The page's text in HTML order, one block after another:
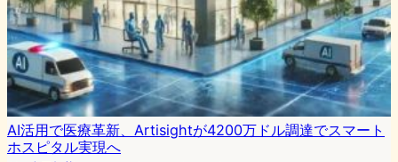
AI活用で医療革新、Artisightが4200万ドル調達でスマート
ホスピタル実現へ